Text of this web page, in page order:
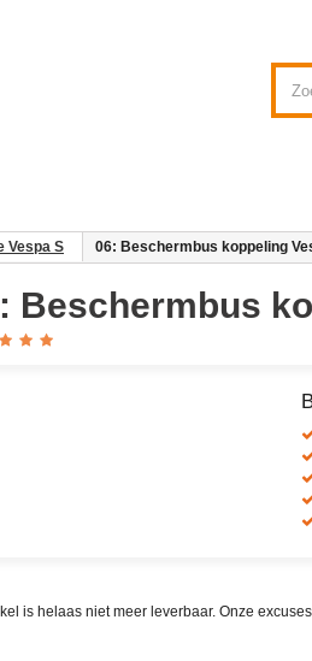
Vespa S 06: Beschermbus koppeling
Beschermbus
is helaas niet meer leverbaar. Onze